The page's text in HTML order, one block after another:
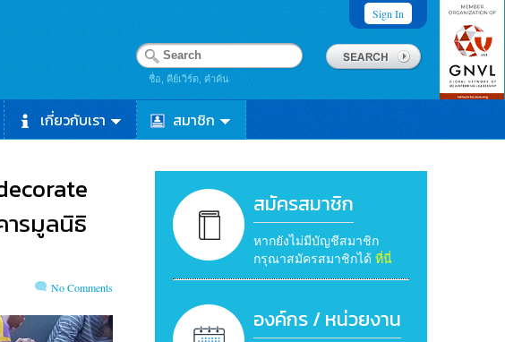
Sign In
ชื่อ, คีย์เวิร์ด, คำค้น
เกี่ยวกับเรา สมาชิก
ารมูลนิธิ
No Comments
สมัครสมาชิก
หากยังไม่มีบัญชีสมาชิก
กรุณาสมัครสมาชิกได้ ที่นี่
องค์กร / หน่วยงาน